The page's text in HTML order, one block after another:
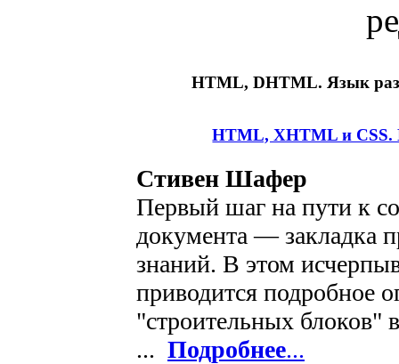
HTML, DHTML. Язык
HTML, XHTML и CSS.
Стивен Шафер
Первый шаг на пути к
документа — закладка
знаний. В этом
приводится подробное
"строительных блоков"
... Подробнее...